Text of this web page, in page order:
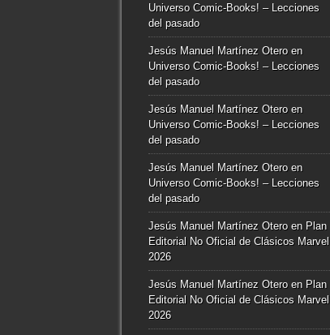
Universo Comic-Books! – Lecciones
del pasado
Jesús Manuel Martínez Oteroen
Universo Comic-Books! – Lecciones
del pasado
Jesús Manuel Martínez Oteroen
Universo Comic-Books! – Lecciones
del pasado
Jesús Manuel Martínez Oteroen
Universo Comic-Books! – Lecciones
del pasado
Jesús Manuel Martínez Oteroen Plan
Editorial No Oficial de Clásicos Marvel
2026
Jesús Manuel Martínez Oteroen Plan
Editorial No Oficial de Clásicos Marvel
2026